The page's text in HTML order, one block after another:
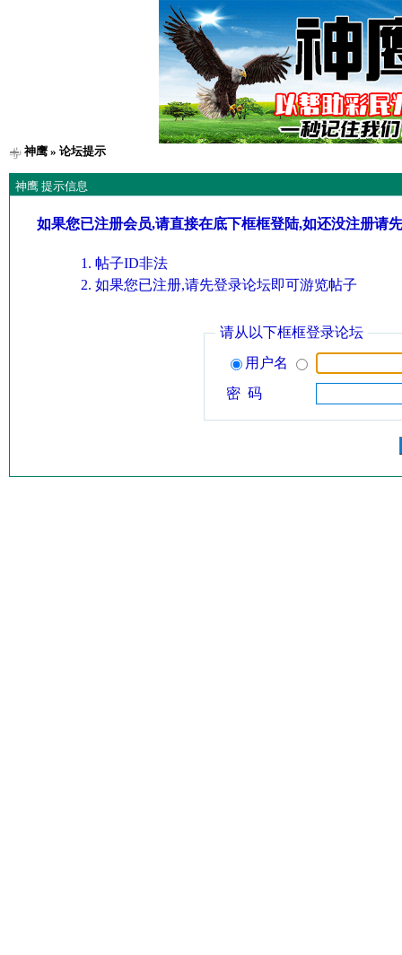
神鹰» 论坛提示
神鹰 提示信息
如果您已注册会员,请直接在底下框框登陆,如还没注册请
帖子ID非法
如果您已注册,请先登录论坛即可游览帖子
请从以下框框登录论坛
用户名
密 码